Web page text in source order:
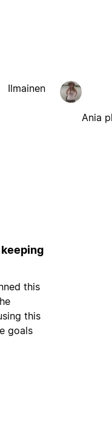
Ilmainen
Ania
this
this
goals